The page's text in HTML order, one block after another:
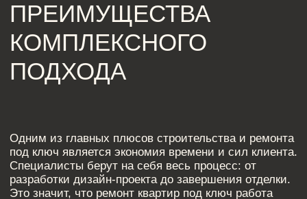
цена формируется прозрачно, учитывая материалы,
технологии и объем работ, что исключает скрытые